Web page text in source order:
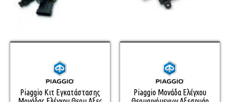
Piaggio Κιτ Εγκατάστασης
Piaggio Μονάδα Ελέγχου